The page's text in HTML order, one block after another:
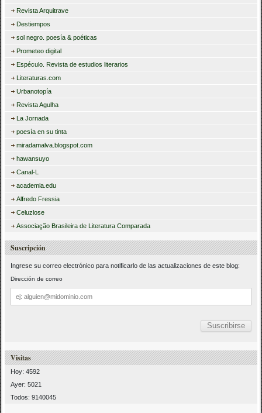
Revista Arquitrave
Destiempos
sol negro. poesía & poéticas
Prometeo digital
Espéculo. Revista de estudios literarios
Literaturas.com
Urbanotopía
Revista Agulha
La Jornada
poesía en su tinta
miradamalva.blogspot.com
hawansuyo
Canal-L
academia.edu
Alfredo Fressia
Celuzlose
Associação Brasileira de Literatura Comparada
Suscripción
Ingrese su correo electrónico para notificarlo de las actualizaciones de este blog:
Dirección de correo
Dirección
de
correo
Visitas
Hoy: 4592
Ayer: 5021
Todos: 9140045